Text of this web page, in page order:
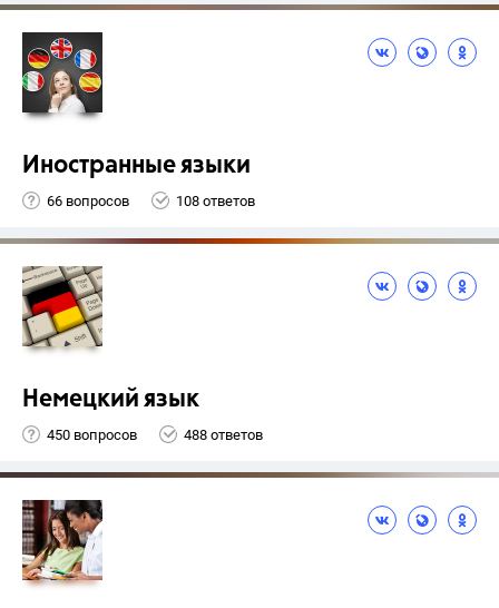
Иностранные языки
66 вопросов 108 ответов
Немецкий язык
450 вопросов 488 ответов